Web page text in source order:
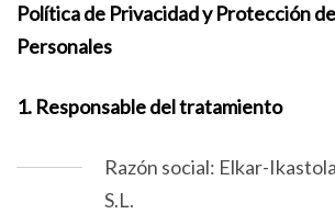
Política de Privacidad y Protección
Personales
1. Responsable del tratamiento
Razón social: Elkar-
S.L.